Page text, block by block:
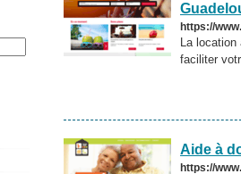
https://
La location
faciliter
Aide à
https://